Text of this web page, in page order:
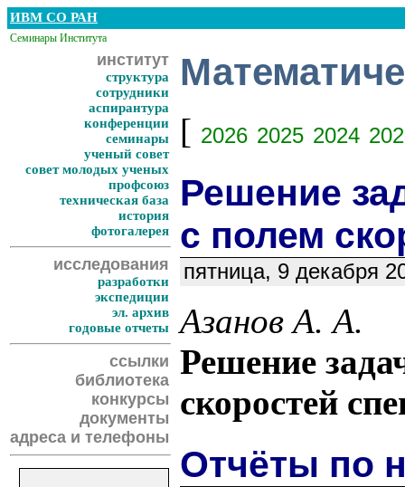
ИВМ СО РАН
Семинары Института
институт
структура
сотрудники
аспирантура
конференции
семинары
ученый совет
совет молодых ученых
профсоюз
техническая база
история
фотогалерея
исследования
разработки
экспедиции
эл. архив
годовые отчеты
ссылки
библиотека
конкурсы
документы
адреса и телефоны
[ 2026 2025 2024
Решение
с полем
пятница, 9 декабря
Азанов А. А.
Решение
скоростей
Отчёты по